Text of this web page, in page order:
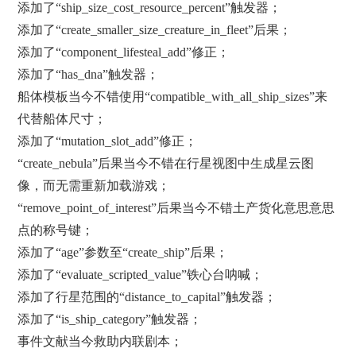
添加了“ship_size_cost_resource_percent”触发器；
添加了“create_smaller_size_creature_in_fleet”后果；
添加了“component_lifesteal_add”修正；
添加了“has_dna”触发器；
船体模板当今不错使用“compatible_with_all_ship_sizes”来
代替船体尺寸；
添加了“mutation_slot_add”修正；
“create_nebula”后果当今不错在行星视图中生成星云图
像，而无需重新加载游戏；
“remove_point_of_interest”后果当今不错土产货化意思意思
点的称号键；
添加了“age”参数至“create_ship”后果；
添加了“evaluate_scripted_value”铁心台呐喊；
添加了行星范围的“distance_to_capital”触发器；
添加了“is_ship_category”触发器；
事件文献当今救助内联剧本；